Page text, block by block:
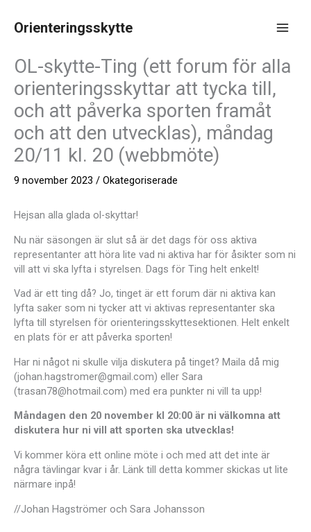
innehållOrienteringsskytte
OL-skytte-Ting (ett forum för alla
orienteringsskyttar att tycka till,
och att påverka sporten framåt
och att den utvecklas), måndag
20/11 kl. 20 (webbmöte)
9 november 2023 / Okategoriserade
Hejsan alla glada ol-skyttar!
Nu när säsongen är slut så är det dags för oss aktiva
representanter att höra lite vad ni aktiva har för åsikter som ni
vill att vi ska lyfta i styrelsen. Dags för Ting helt enkelt!
Vad är ett ting då? Jo, tinget är ett forum där ni aktiva kan
lyfta saker som ni tycker att vi aktivas representanter ska
lyfta till styrelsen för orienteringsskyttesektionen. Helt enkelt
en plats för er att påverka sporten!
Har ni något ni skulle vilja diskutera på tinget? Maila då mig
(johan.hagstromer@gmail.com) eller Sara
(trasan78@hotmail.com) med era punkter ni vill ta upp!
Måndagen den 20 november kl 20:00 är ni välkomna att
diskutera hur ni vill att sporten ska utvecklas!
Vi kommer köra ett online möte i och med att det inte är
några tävlingar kvar i år. Länk till detta kommer skickas ut lite
närmare inpå!
//Johan Hagströmer och Sara Johansson